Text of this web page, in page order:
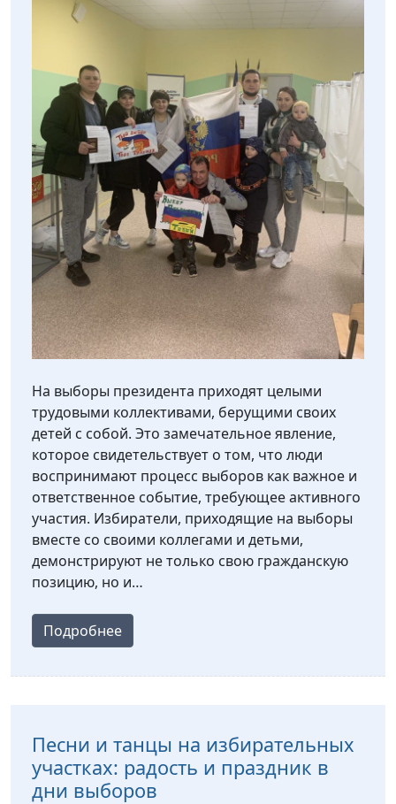
На выборы президента приходят целыми
трудовыми коллективами, берущими своих
детей с собой. Это замечательное явление,
которое свидетельствует о том, что люди
воспринимают процесс выборов как важное и
ответственное событие, требующее активного
участия. Избиратели, приходящие на выборы
вместе со своими коллегами и детьми,
демонстрируют не только свою гражданскую
позицию, но и…
Подробнее
Песни и танцы на избирательных
участках: радость и праздник в
дни выборов